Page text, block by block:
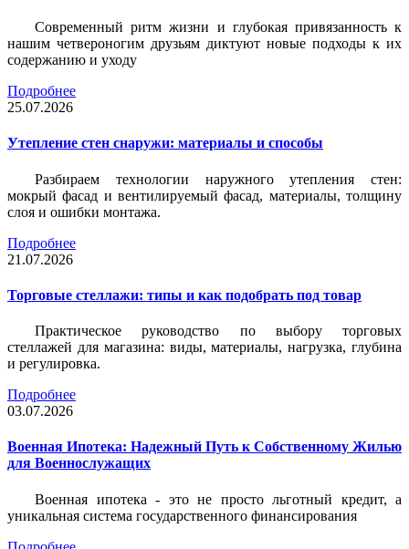
Современный ритм жизни и глубокая привязанность к
нашим четвероногим друзьям диктуют новые подходы к их
содержанию и уходу
Подробнее
25.07.2026
Утепление стен снаружи: материалы и способы
Разбираем технологии наружного утепления стен:
мокрый фасад и вентилируемый фасад, материалы, толщину
слоя и ошибки монтажа.
Подробнее
21.07.2026
Торговые стеллажи: типы и как подобрать под товар
Практическое руководство по выбору торговых
стеллажей для магазина: виды, материалы, нагрузка, глубина
и регулировка.
Подробнее
03.07.2026
Военная Ипотека: Надежный Путь к Собственному Жилью
для Военнослужащих
Военная ипотека - это не просто льготный кредит, а
уникальная система государственного финансирования